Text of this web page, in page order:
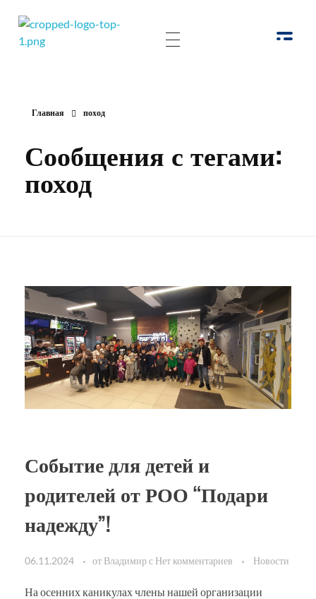
Главная поход
Сообщения с тегами:
поход
Событие для детей и
родителей от РОО “Подари
надежду”!
06.11.2024 от Владимирс Нет комментариев Новости
На осенних каникулах члены нашей организации